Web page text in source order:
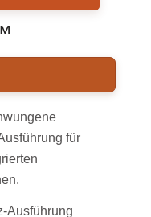
für
Ausführung